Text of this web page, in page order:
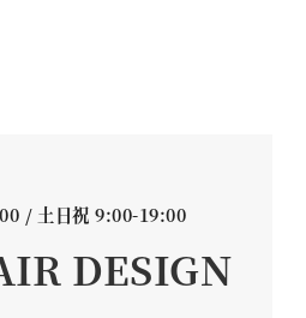
/ 土日祝 9:00-19:00
DESIGN